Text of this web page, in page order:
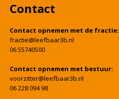
Contact
Contact opnemen met de fractie:
fractie@leefbaar3b.nl
06 55740500
Contact opnemen met bestuur:
voorzitter@leefbaar3b.nl
06 228 094 98